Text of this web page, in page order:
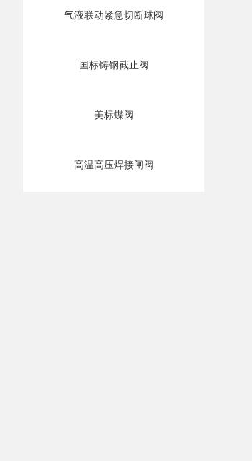
气液联动紧急切断球阀
国标铸钢截止阀
美标蝶阀
高温高压焊接闸阀